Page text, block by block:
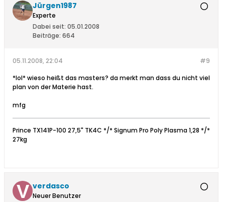
Jürgen1987
Experte
Dabei seit: 05.01.2008
Beiträge: 664
#9
05.11.2008, 22:04
*lol* wieso heißt das masters? da merkt man dass du nicht viel
plan von der Materie hast.
mfg
Prince TX141P-100 27,5" TK4C */* Signum Pro Poly Plasma 1,28 */*
27kg
verdasco
Neuer Benutzer